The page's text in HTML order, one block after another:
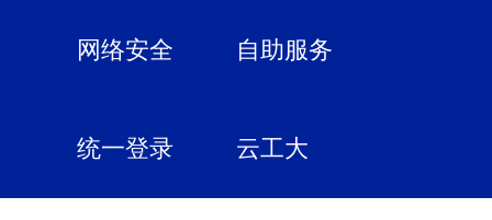
网络安全 自助服务
统一登录 云工大